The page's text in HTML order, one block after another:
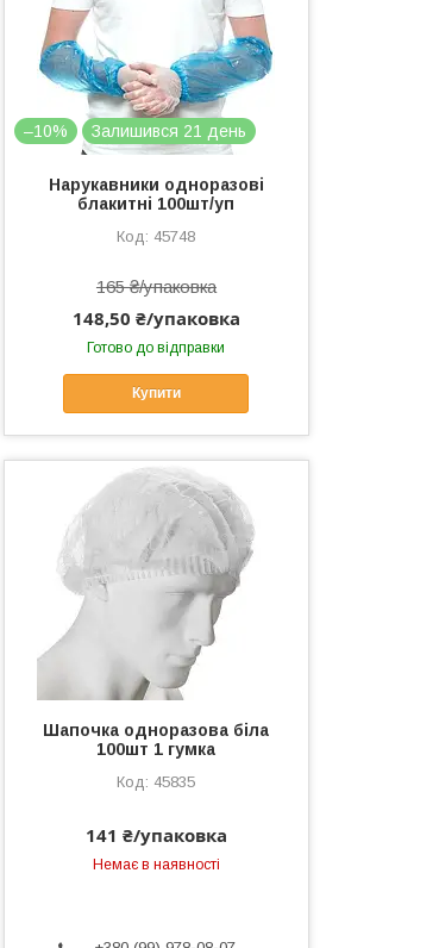
–10% Залишився 21 день
Нарукавники одноразові
блакитні 100шт/уп
45748
165 ₴/упаковка
148,50 ₴/упаковка
Готово до відправки
Купити
Шапочка одноразова біла
100шт 1 гумка
45835
141 ₴/упаковка
Немає в наявності